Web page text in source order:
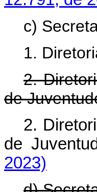
c)
1.
2.
de
2.
de
2023)